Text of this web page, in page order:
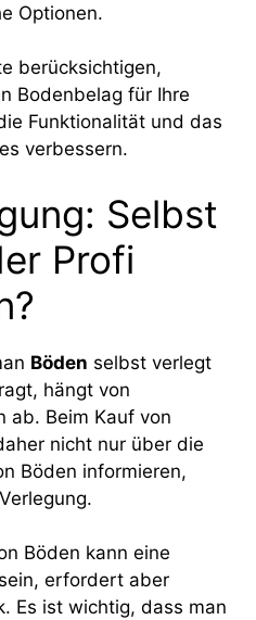
Optionen.
berücksichtigen,
Bodenbelag für Ihre
Funktionalität und das
verbessern.
Selbst
Profi
Böden selbst verlegt
hängt von
ab. Beim Kauf von
nicht nur über die
Böden informieren,
Böden kann eine
erfordert aber
Es ist wichtig, dass man